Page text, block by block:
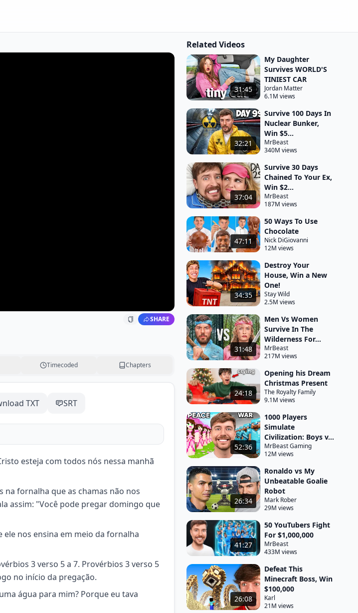
SHARE
Timecoded Chapters
TXT SRT
esteja com todos nós nessa manhã
na fornalha que as chamas não nos
assim: "Você pode pregar domingo que
ele nos ensina em meio da fornalha
3 verso 5 a 7. Provérbios 3 verso 5
no início da pregação.
água para mim? Porque eu tava
Related Videos
31:45
My Daughter
Survives WORLD'S
TINIEST CAR
Jordan Matter
6.1M views
32:21
Survive 100 Days In
Nuclear Bunker,
Win $5...
MrBeast
340M views
37:04
Survive 30 Days
Chained To Your Ex,
Win $2...
MrBeast
187M views
47:11
50 Ways To Use
Chocolate
Nick DiGiovanni
12M views
34:35
Destroy Your
House, Win a New
One!
Stay Wild
2.5M views
31:48
Men Vs Women
Survive In The
Wilderness For...
MrBeast
217M views
24:18
Opening his Dream
Christmas Present
The Royalty Family
9.1M views
52:36
1000 Players
Simulate
Civilization: Boys v...
MrBeast Gaming
12M views
26:34
Ronaldo vs My
Unbeatable Goalie
Robot
Mark Rober
29M views
41:27
50 YouTubers Fight
For $1,000,000
MrBeast
433M views
26:08
Defeat This
Minecraft Boss, Win
$100,000
Karl
21M views